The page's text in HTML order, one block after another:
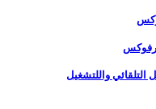
واللتشغيل